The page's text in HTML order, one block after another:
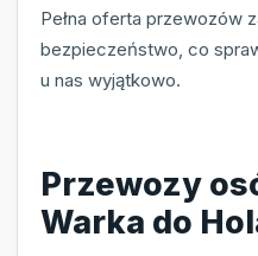
Pełna oferta przewozów
bezpieczeństwo, co
u nas wyjątkowo.
Przewozy
Warka do